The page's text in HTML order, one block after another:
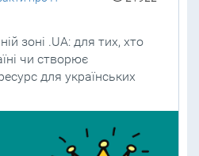
зоні .UA: для тих, хто
чи створює
для українських